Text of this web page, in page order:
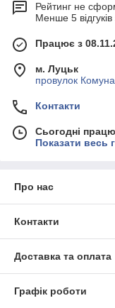
Рейтинг не
Менше 5 відгуків
Працює з
м. Луцьк
провулок
Контакти
Сьогодні
Показати весь
Про нас
Контакти
Доставка та оплата
Графік роботи